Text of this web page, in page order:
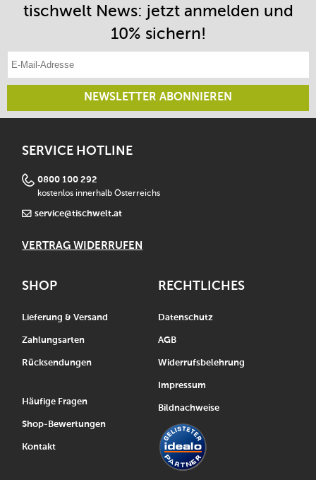
tischwelt News: jetzt anmelden und
10% sichern!
E-Mail-Adresse eintragen
NEWSLETTER ABONNIEREN
SERVICE HOTLINE
0800 100 292
kostenlos innerhalb Österreichs
service@tischwelt.at
VERTRAG WIDERRUFEN
SHOP
Lieferung & Versand
Zahlungsarten
Rücksendungen
Häufige Fragen
Shop-Bewertungen
Kontakt
RECHTLICHES
Datenschutz
AGB
Widerrufsbelehrung
Impressum
Bildnachweise